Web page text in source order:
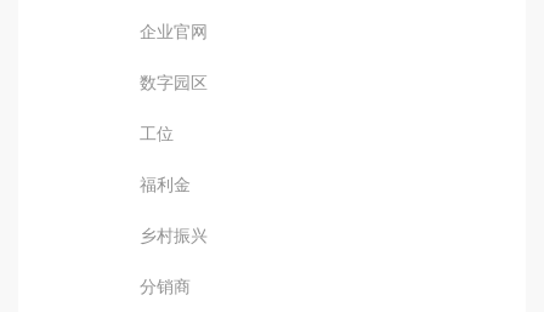
企业官网
数字园区
工位
福利金
乡村振兴
分销商